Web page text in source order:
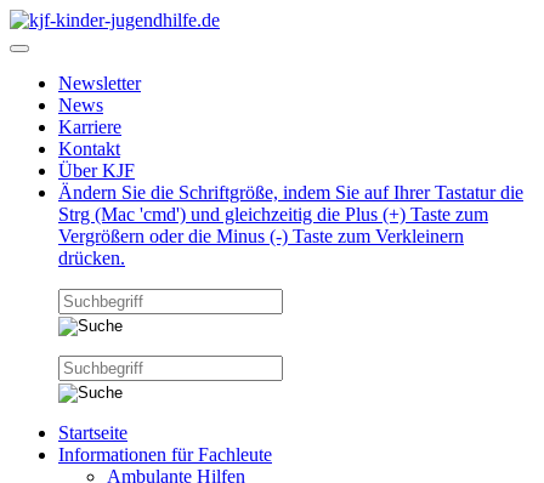
Newsletter
News
Karriere
Kontakt
Über KJF
Ändern Sie die Schriftgröße, indem Sie auf Ihrer Tastatur die
Strg (Mac 'cmd') und gleichzeitig die Plus (+) Taste zum
Vergrößern oder die Minus (-) Taste zum Verkleinern
drücken.
Startseite
Informationen für Fachleute
Ambulante Hilfen